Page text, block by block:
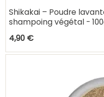
Shikakai – Poudre
shampoing végétal -
4,90 €